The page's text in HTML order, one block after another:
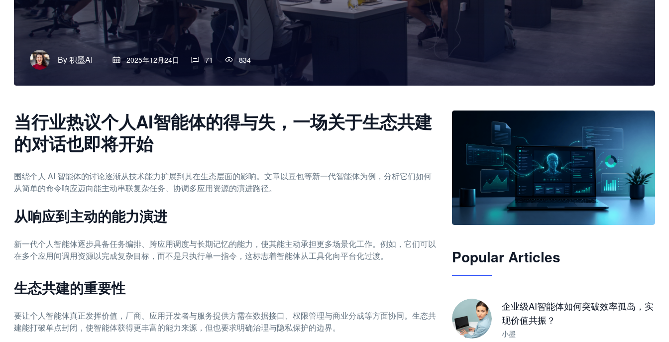
By积墨AI 2025年12月24日 71 834
当行业热议个人AI智能体的得与失，一场关于生态共建
的对话也即将开始
围绕个人 AI 智能体的讨论逐渐从技术能力扩展到其在生态层面的影响。文章以豆包等新一代智能体为例，分析它们如何
从简单的命令响应迈向能主动串联复杂任务、协调多应用资源的演进路径。
从响应到主动的能力演进
新一代个人智能体逐步具备任务编排、跨应用调度与长期记忆的能力，使其能主动承担更多场景化工作。例如，它们可以
在多个应用间调用资源以完成复杂目标，而不是只执行单一指令，这标志着智能体从工具化向平台化过渡。
生态共建的重要性
要让个人智能体真正发挥价值，厂商、应用开发者与服务提供方需在数据接口、权限管理与商业分成等方面协同。生态共
建能打破单点封闭，使智能体获得更丰富的能力来源，但也要求明确治理与隐私保护的边界。
JimoClaw 桌面 AI Agent 工作台
Popular Articles
企业级AI智能体如何突破效率孤岛，实
现价值共振？
小墨